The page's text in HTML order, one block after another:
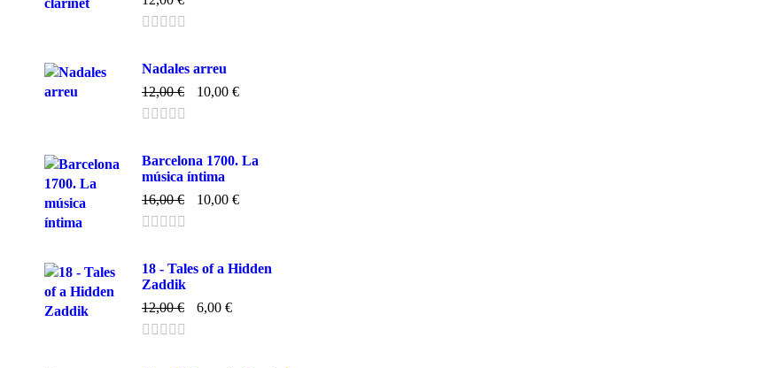
Nadales arreu
12,00€ 10,00 €
Barcelona 1700. La
música íntima
16,00€ 10,00 €
18 - Tales of a Hidden
Zaddik
12,00€ 6,00 €